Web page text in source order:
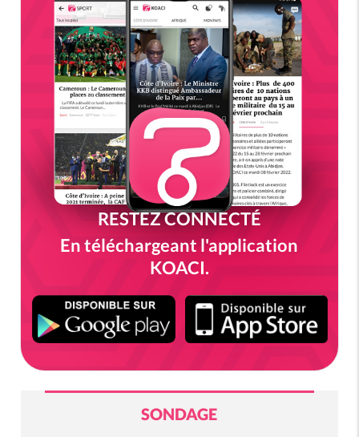
RESTEZ CONNECTÉ
En téléchargeant l'application
KOACI.
SONDAGE